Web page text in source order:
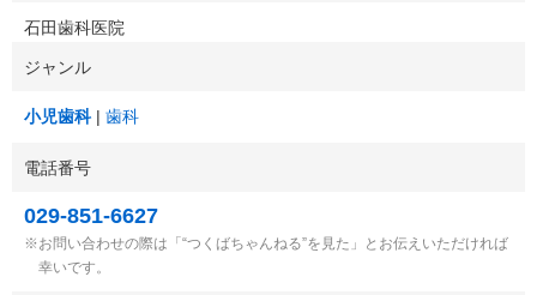
石田歯科医院
ジャンル
小児歯科 歯科
電話番号
029-851-6627
お問い合わせの際は「“つくばちゃんねる”を見た」とお伝えいただければ
幸いです。